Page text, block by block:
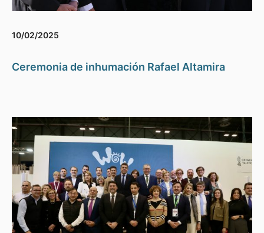
10/02/2025
Ceremonia de inhumación Rafael Altamira